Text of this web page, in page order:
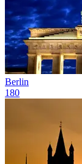
Berlin
180